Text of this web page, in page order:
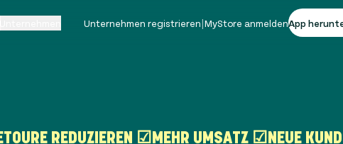
Unternehmen registrieren|MyStore anmeldenApp
REDUZIEREN ☑MEHR UMSATZ ☑NEUE